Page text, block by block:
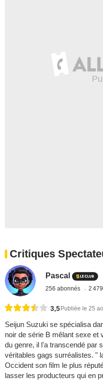
Critiques
Pascal
256 abonnés 2
3,5 Publiée le 25
Seijun Suzuki se spécialisa
noir de série B mêlant sexe et
du genre, il l'a transcendé par
véritables gags surréalistes. "
Occident son film le plus
lasser les producteurs qui en